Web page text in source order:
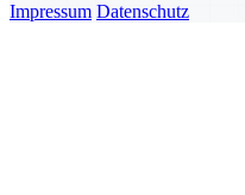
Impressum Datenschutz